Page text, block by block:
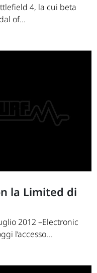
4, la cui beta
of...
la Limited di
2012 –Electronic
l’accesso...